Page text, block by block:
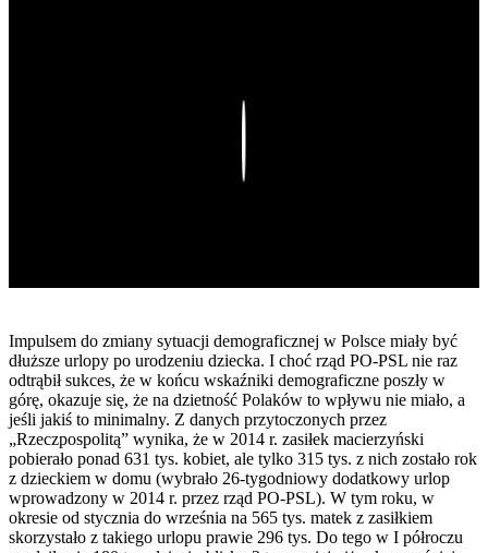
Impulsem do zmiany sytuacji demograficznej w Polsce miały być
dłuższe urlopy po urodzeniu dziecka. I choć rząd PO-PSL nie raz
odtrąbił sukces, że w końcu wskaźniki demograficzne poszły w
górę, okazuje się, że na dzietność Polaków to wpływu nie miało, a
jeśli jakiś to minimalny. Z danych przytoczonych przez
„Rzeczpospolitą” wynika, że w 2014 r. zasiłek macierzyński
pobierało ponad 631 tys. kobiet, ale tylko 315 tys. z nich zostało rok
z dzieckiem w domu (wybrało 26-tygodniowy dodatkowy urlop
wprowadzony w 2014 r. przez rząd PO-PSL). W tym roku, w
okresie od stycznia do września na 565 tys. matek z zasiłkiem
skorzystało z takiego urlopu prawie 296 tys. Do tego w I półroczu